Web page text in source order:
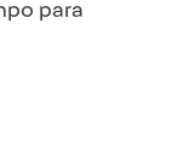
para